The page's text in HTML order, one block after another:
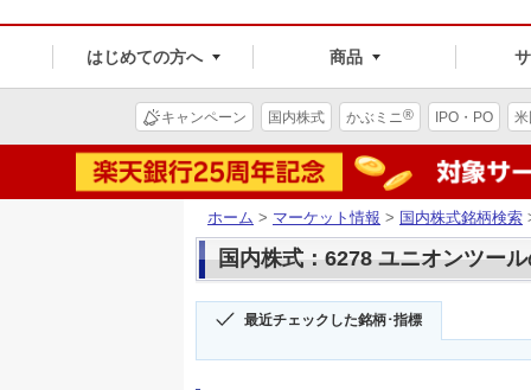
はじめての方へ 商品
キャンペーン 国内株式 かぶミニ® IPO・PO
ホーム > マーケット情報 > 国内株式銘柄検索
国内株式：6278 ユニオンツー
最近チェックした銘柄･指標